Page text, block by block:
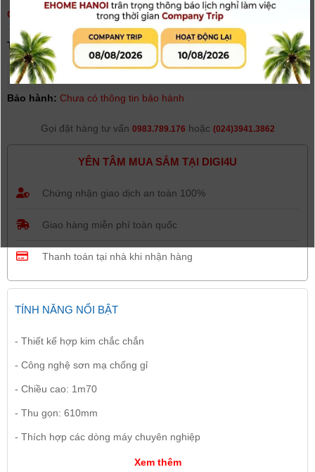
CHÂN ĐẾ FOTOMATE VT-3003
(0người đánh giá)
Tình trạng:
Hết hàng
Giá khuyến mại: Liên hệ
Bảo hành: Chưa có thông tin bảo hành
Gọi đặt hàng tư vấn 0983.789.176 hoặc (024)3941.3862
YÊN TÂM MUA SẮM TẠI DIGI4U
Chứng nhận giao dịch an toàn 100%
Giao hàng miễn phí toàn quốc
Thanh toán tại nhà khi nhận hàng
TÍNH NĂNG NỔI BẬT
- Thiết kế hợp kim chắc chắn
- Công nghệ sơn mạ chống gỉ
- Chiều cao: 1m70
- Thu gọn: 610mm
- Thích hợp các dòng máy chuyên nghiệp
Xem thêm